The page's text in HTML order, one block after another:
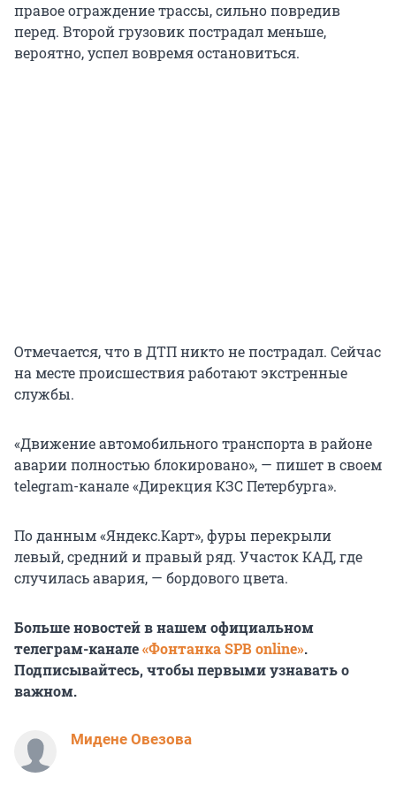
правое ограждение трассы, сильно повредив
перед. Второй грузовик пострадал меньше,
вероятно, успел вовремя остановиться.
Отмечается, что в ДТП никто не пострадал. Сейчас
на месте происшествия работают экстренные
службы.
«Движение автомобильного транспорта в районе
аварии полностью блокировано», — пишет в своем
telegram-канале «Дирекция КЗС Петербурга».
По данным «Яндекс.Карт», фуры перекрыли
левый, средний и правый ряд. Участок КАД, где
случилась авария, — бордового цвета.
Больше новостей в нашем официальном
телеграм-канале«Фонтанка SPB online».
Подписывайтесь, чтобы первыми узнавать о
важном.
Мидене Овезова